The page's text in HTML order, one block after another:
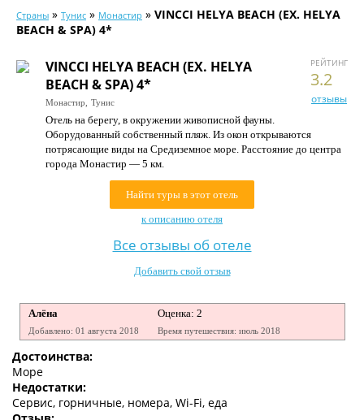
Календарь туров
Цены дня
Страны
Как купить
О нас
Страны » Тунис » Монастир » VINCCI HELYA BEACH (EX. HELYA
BEACH & SPA) 4*
РЕЙТИНГ
3.2
отзывы
VINCCI HELYA BEACH (EX. HELYA
BEACH & SPA) 4*
Монастир, Тунис
Отель на берегу, в окружении живописной фауны.
Оборудованный собственный пляж. Из окон открываются
потрясающие виды на Средиземное море. Расстояние до центра
города Монастир — 5 км.
Найти туры в этот отель
к описанию отеля
Все отзывы об отеле
Добавить свой отзыв
Алёна Оценка: 2
Добавлено: 01 августа 2018 Время путешествия: июль 2018
Достоинства:
Море
Недостатки:
Сервис, горничные, номера, Wi-Fi, еда